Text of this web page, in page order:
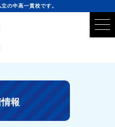
の中高一貫校です。
報